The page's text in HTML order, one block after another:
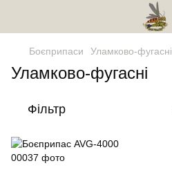
Боєприпаси Уламково-фугасні
Уламково-фугасні
Фільтр